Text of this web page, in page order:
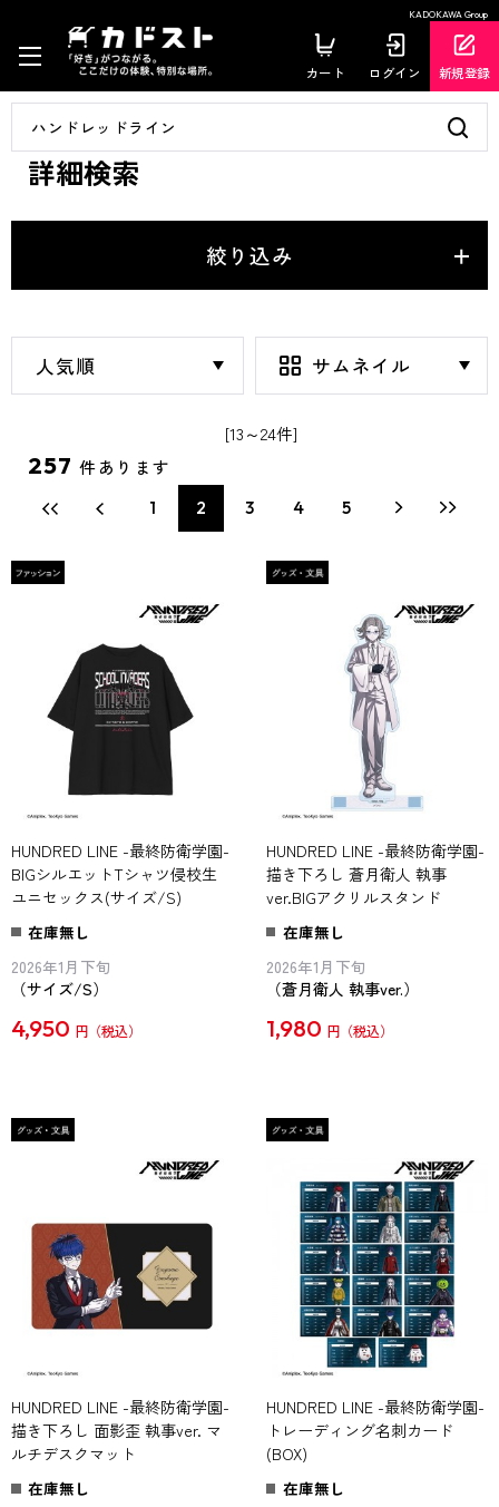
KADOKAWA Group
カート ログイン 新規登録
詳細検索
絞り込み
[13～24件]
257 件あります
1 2 3 4 5
HUNDRED LINE -最終防衛学園-
BIGシルエットTシャツ侵校生
ユニセックス(サイズ/S)
在庫無し
2026年1月下旬
（サイズ/S）
4,950 円
HUNDRED LINE -最終防衛学園-
描き下ろし 蒼月衛人 執事
ver.BIGアクリルスタンド
在庫無し
2026年1月下旬
（蒼月衛人 執事ver.）
1,980 円
HUNDRED LINE -最終防衛学園-
描き下ろし 面影歪 執事ver. マ
ルチデスクマット
在庫無し
HUNDRED LINE -最終防衛学園-
トレーディング名刺カード
(BOX)
在庫無し